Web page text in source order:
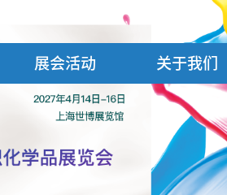
展会活动 关于我们